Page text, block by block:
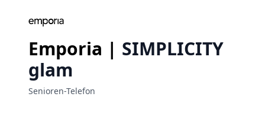
Emporia | SIMPLICITY
glam
Senioren-Telefon